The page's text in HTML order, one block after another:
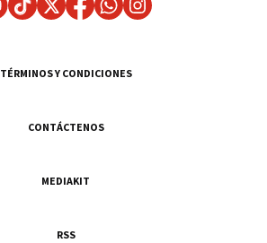
TÉRMINOS Y CONDICIONES
CONTÁCTENOS
MEDIAKIT
RSS